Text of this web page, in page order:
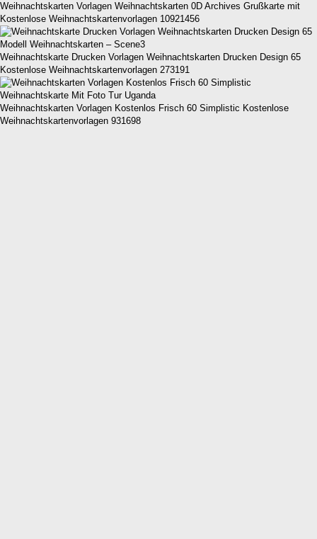
Weihnachtskarten Vorlagen Weihnachtskarten 0D Archives Grußkarte mit
Kostenlose Weihnachtskartenvorlagen 10921456
Weihnachtskarte Drucken Vorlagen Weihnachtskarten Drucken Design 65
Kostenlose Weihnachtskartenvorlagen 273191
Weihnachtskarten Vorlagen Kostenlos Frisch 60 Simplistic Kostenlose
Weihnachtskartenvorlagen 931698